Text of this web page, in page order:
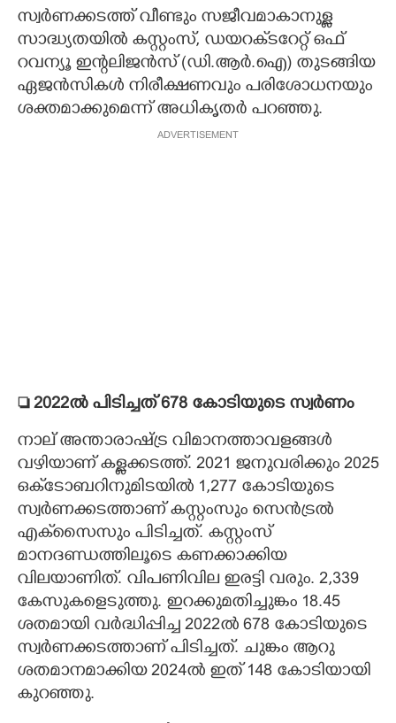
സ്വർണക്കടത്ത് വീണ്ടും സജീവമാകാനുള്ള
സാദ്ധ്യതയിൽ കസ്റ്റംസ്, ഡയറക്‌ടറേറ്റ് ഒഫ്
റവന്യൂ ഇന്റലിജൻസ് (ഡി.ആർ.ഐ) തുടങ്ങിയ
ഏജൻസികൾ നിരീക്ഷണവും പരിശോധനയും
ശക്തമാക്കുമെന്ന് അധികൃതർ പറഞ്ഞു.
ADVERTISEMENT
 2022ൽ പിടിച്ചത് 678 കോടിയുടെ സ്വർണം
നാല് അന്താരാഷ്ട്ര വിമാനത്താവളങ്ങൾ
വഴിയാണ് കള്ളക്കടത്ത്. 2021 ജനുവരിക്കും 2025
ഒക്‌ടോബറിനുമിടയിൽ 1,277 കോടിയുടെ
സ്വർണക്കടത്താണ് കസ്റ്റംസും സെൻട്രൽ
എക്‌സൈസും പിടിച്ചത്. കസ്റ്റംസ്
മാനദണ്ഡത്തിലൂടെ കണക്കാക്കിയ
വിലയാണിത്. വിപണിവില ഇരട്ടി വരും. 2,339
കേസുകളെടുത്തു. ഇറക്കുമതിച്ചുങ്കം 18.45
ശതമായി വർദ്ധിപ്പിച്ച 2022ൽ 678 കോടിയുടെ
സ്വർണക്കടത്താണ് പിടിച്ചത്. ചുങ്കം ആറു
ശതമാനമാക്കിയ 2024ൽ ഇത് 148 കോടിയായി
കുറഞ്ഞു.